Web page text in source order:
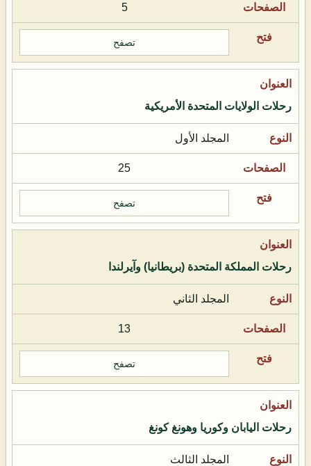
5
تصفح
رحلات الولايات المتحدة الأمريكية
المجلد الأول
25
تصفح
رحلات المملكة المتحدة (بريطانيا) وآيرلندا
المجلد الثاني
13
تصفح
رحلات اليابان وكوريا وهونغ كونغ
المجلد الثالث